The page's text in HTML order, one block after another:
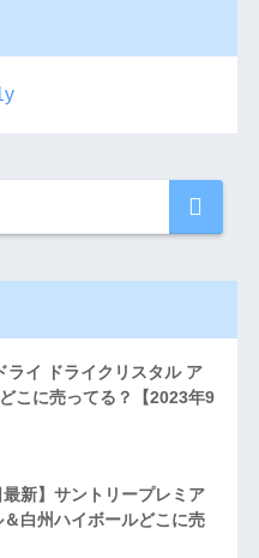
ライ ドライクリスタル ア
こに売ってる？【2023年9
最新】サントリープレミア
白州ハイボールどこに売